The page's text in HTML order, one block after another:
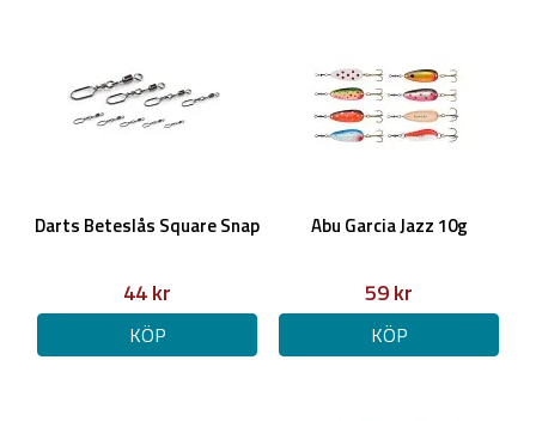
Darts Beteslås Square Snap
44 kr
KÖP
Abu Garcia Jazz 10g
59 kr
KÖP